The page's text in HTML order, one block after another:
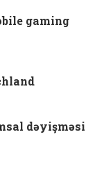
gaming
dəyişməsi